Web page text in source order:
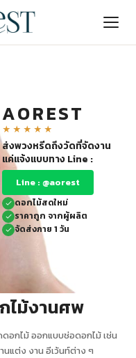
AOREST
★★★★★
ส่งพวงหรีดถึงวัดที่จัดงาน
แค่แจ้งแบบทาง Line :
Line : @aorest
ดอกไม้สดใหม่
ราคาถูก จากผู้ผลิต
จัดส่งภาย 1 วัน
ไม้งานศพ
อกไม้ ออกแบบช่อดอกไม้ เช่น
แต่ง งาน อีเว้นท์ต่าง ๆ